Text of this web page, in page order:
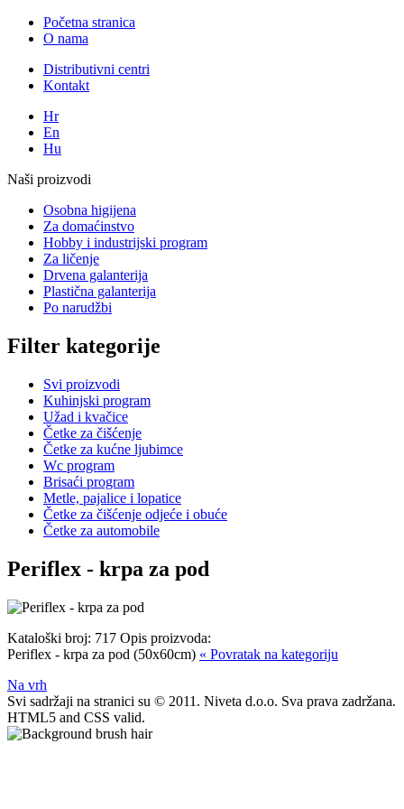
Početna stranica
O nama
Distributivni centri
Kontakt
Hr
En
Hu
Naši proizvodi
Osobna higijena
Za domaćinstvo
Hobby i industrijski program
Za ličenje
Drvena galanterija
Plastična galanterija
Po narudžbi
Filter kategorije
Svi proizvodi
Kuhinjski program
Užad i kvačice
Četke za čišćenje
Četke za kućne ljubimce
Wc program
Brisaći program
Metle, pajalice i lopatice
Četke za čišćenje odjeće i obuće
Četke za automobile
Periflex - krpa za pod
Kataloški broj: 717 Opis proizvoda:
Periflex - krpa za pod (50x60cm) « Povratak na kategoriju
Na vrh
Svi sadržaji na stranici su © 2011. Niveta d.o.o. Sva prava zadržana.
HTML5 and CSS valid.